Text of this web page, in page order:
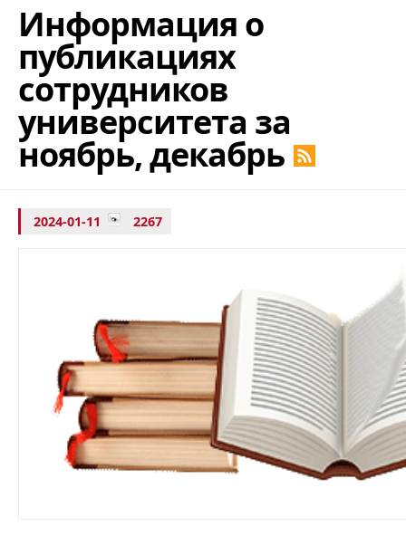
Информация о
публикациях
сотрудников
университета за
ноябрь, декабрь
2024-01-11 2267